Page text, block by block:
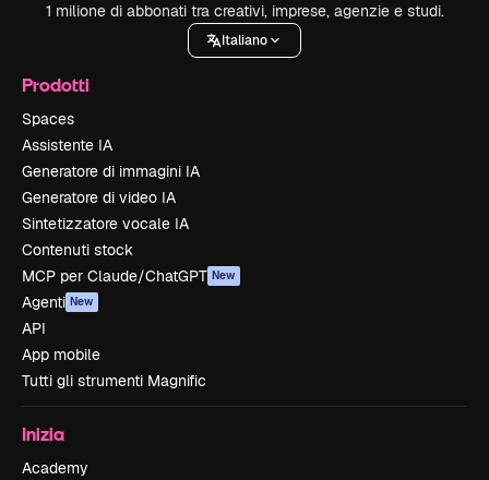
1 milione di abbonati tra creativi, imprese, agenzie e studi.
Italiano
Prodotti
Spaces
Assistente IA
Generatore di immagini IA
Generatore di video IA
Sintetizzatore vocale IA
Contenuti stock
MCP per Claude/ChatGPT New
Agenti New
API
App mobile
Tutti gli strumenti Magnific
Inizia
Academy